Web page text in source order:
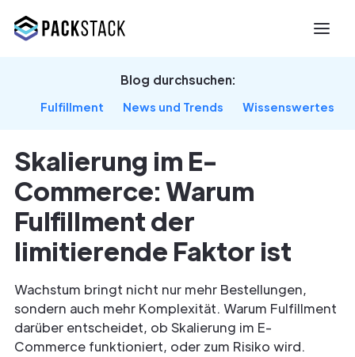
Blog durchsuchen:
Fulfillment News und Trends Wissenswertes
Skalierung im E-
Commerce: Warum
Fulfillment der
limitierende Faktor ist
Wachstum bringt nicht nur mehr Bestellungen,
sondern auch mehr Komplexität. Warum Fulfillment
darüber entscheidet, ob Skalierung im E-
Commerce funktioniert, oder zum Risiko wird.